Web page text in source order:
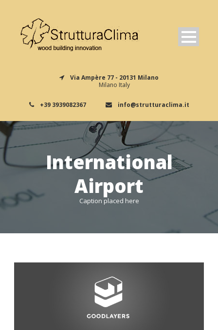
Via Ampère 77 - 20131 Milano
Milano Italy
+39 3939082367 info@strutturaclima.it
International
Airport
Caption placed here